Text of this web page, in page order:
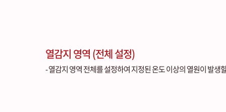
열감지 영역 (전체 설정)
- 열감지 영역 전체를 설정하여 지정된 온도 이상의 열원이 발생